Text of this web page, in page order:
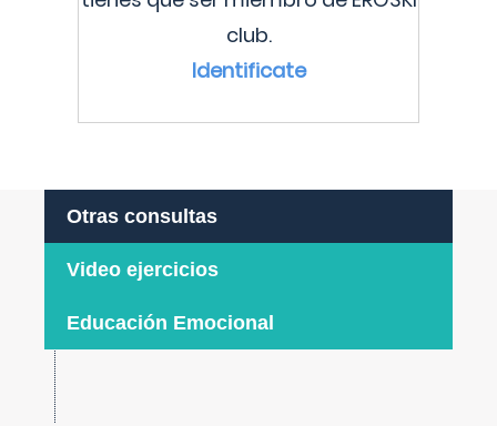
club.
Identificate
Otras consultas
Video ejercicios
Educación Emocional